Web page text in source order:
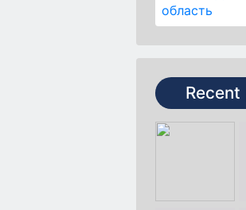
область